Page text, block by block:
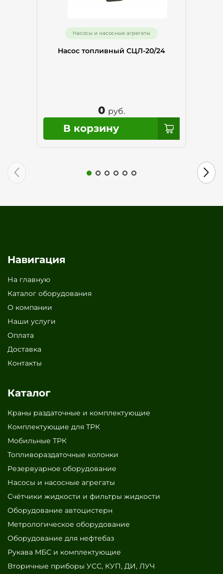
Насосы и насосные агрегаты
Насос топливный СЦЛ-20/24
0 руб.
Навигация
На главную
Каталог оборудования
О компании
Наши услуги
Оплата
Доставка
Контакты
Каталог
Краны раздаточные и комплектующие
Комплектующие для ТРК
Мобильные ТРК
Топливораздаточные колонки
Резервуарное оборудование
Насосы и насосные агрегаты
Счётчики жидкости и фильтры жидкости
Оборудование автоцистерн
Метрологическое оборудование
Оборудование для нефтебаз
Рукава МБС и комплектующие
Вторичные приборы УСС, КУП, ДИ, ЛУЧ